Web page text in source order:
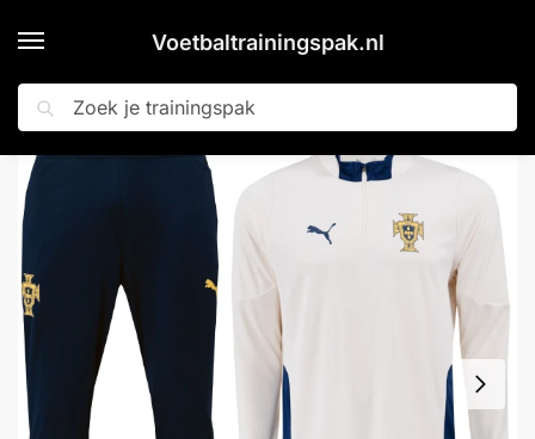
Voetbaltrainingspak.nl
Zoeken
Home » Shop » PUMA Portugal Trainingspak 1/4-Zip 2025-2026 Gebroken Wit Donkerblauw Geel